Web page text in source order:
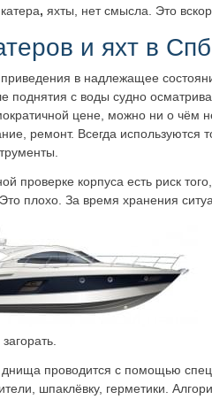
катера, яхты, нет смысла. Это
и яхт в Спб
в надлежащее
поднятия с воды судно
цене, можно ни о чём
ремонт. Всегда используются
проверке корпуса есть риск
плохо. За время хранения
проводится с помощью
шпаклёвку, герметики.